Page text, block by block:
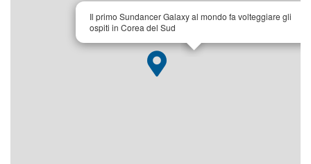
Il primo Sundancer Galaxy al mondo fa volteggiare gli
ospiti in Corea del Sud